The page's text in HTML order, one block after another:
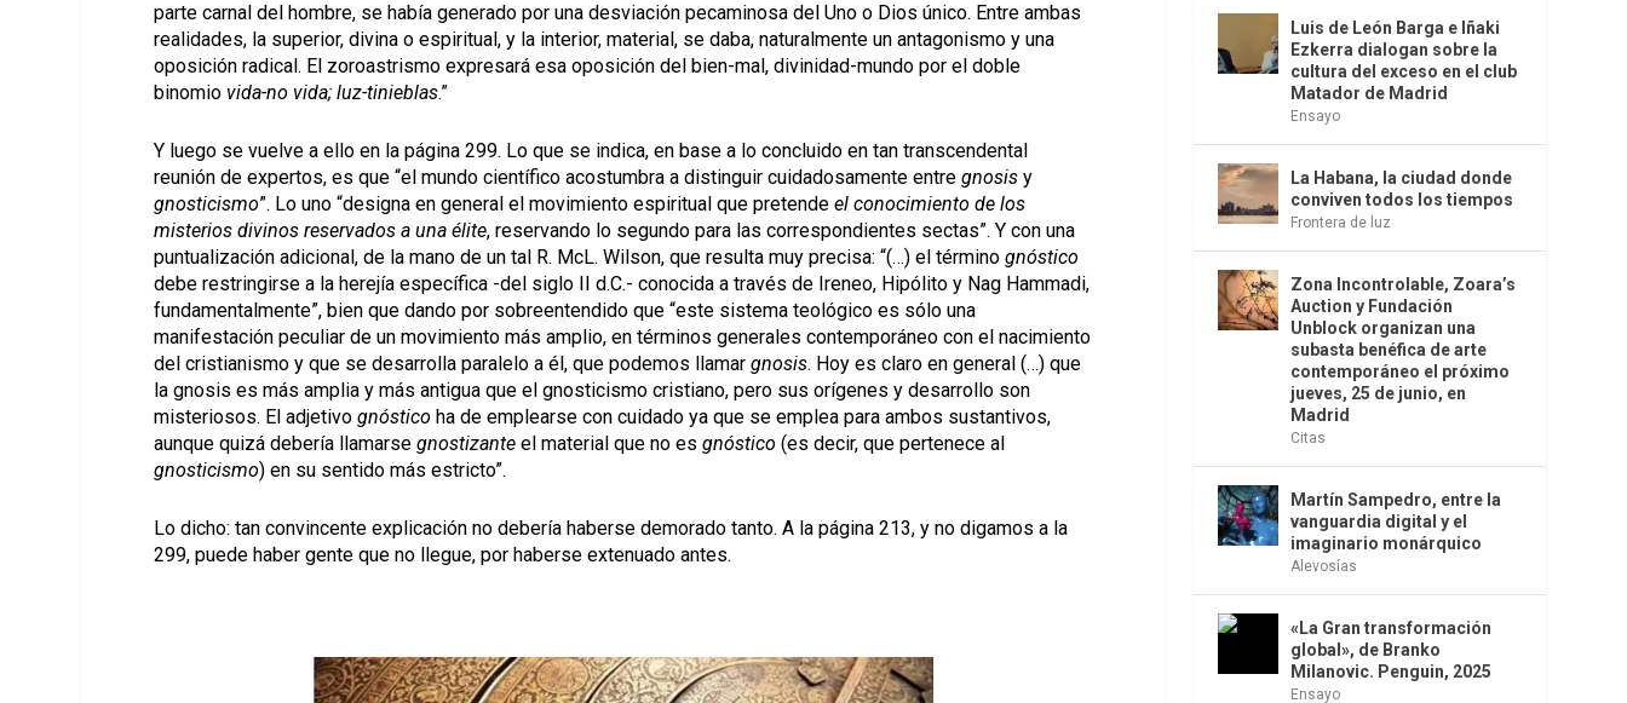
parte carnal del hombre, se había generado por una desviación pecaminosa del Uno o Dios único. Entre ambas
realidades, la superior, divina o espiritual, y la interior, material, se daba, naturalmente un antagonismo y una
oposición radical. El zoroastrismo expresará esa oposición del bien-mal, divinidad-mundo por el doble
binomio vida-no vida; luz-tinieblas.”
Y luego se vuelve a ello en la página 299. Lo que se indica, en base a lo concluido en tan transcendental
reunión de expertos, es que “el mundo científico acostumbra a distinguir cuidadosamente entregnosis y
gnosticismo”. Lo uno “designa en general el movimiento espiritual que pretendeel conocimiento de los
misterios divinos reservados a una élite, reservando lo segundo para las correspondientes sectas”. Y con una
puntualización adicional, de la mano de un tal R. McL. Wilson, que resulta muy precisa: “(…) el términognóstico
debe restringirse a la herejía específica -del siglo II d.C.- conocida a través de Ireneo, Hipólito y Nag Hammadi,
fundamentalmente”, bien que dando por sobreentendido que “este sistema teológico es sólo una
manifestación peculiar de un movimiento más amplio, en términos generales contemporáneo con el nacimiento
del cristianismo y que se desarrolla paralelo a él, que podemos llamargnosis. Hoy es claro en general (…) que
la gnosis es más amplia y más antigua que el gnosticismo cristiano, pero sus orígenes y desarrollo son
misteriosos. El adjetivognóstico ha de emplearse con cuidado ya que se emplea para ambos sustantivos,
aunque quizá debería llamarsegnostizante el material que no esgnóstico (es decir, que pertenece al
gnosticismo) en su sentido más estricto”.
Lo dicho: tan convincente explicación no debería haberse demorado tanto. A la página 213, y no digamos a la
299, puede haber gente que no llegue, por haberse extenuado antes.
Luis de León Barga e Iñaki
Ezkerra dialogan sobre la
cultura del exceso en el club
Matador de Madrid
Ensayo
La Habana, la ciudad donde
conviven todos los tiempos
Frontera de luz
Zona Incontrolable, Zoara’s
Auction y Fundación
Unblock organizan una
subasta benéfica de arte
contemporáneo el próximo
jueves, 25 de junio, en
Madrid
Citas
Martín Sampedro, entre la
vanguardia digital y el
imaginario monárquico
Alevosías
«La Gran transformación
global», de Branko
Milanovic. Penguin, 2025
Ensayo